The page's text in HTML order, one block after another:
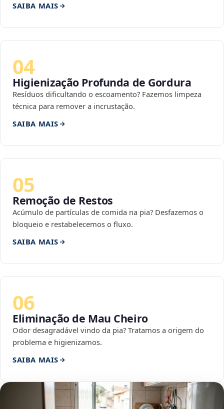
SAIBA MAIS
04
Higienização Profunda de Gordura
Resíduos dificultando o escoamento? Fazemos limpeza
técnica para remover a incrustação.
SAIBA MAIS
05
Remoção de Restos
Acúmulo de partículas de comida na pia? Desfazemos o
bloqueio e restabelecemos o fluxo.
SAIBA MAIS
06
Eliminação de Mau Cheiro
Odor desagradável vindo da pia? Tratamos a origem do
problema e higienizamos.
SAIBA MAIS